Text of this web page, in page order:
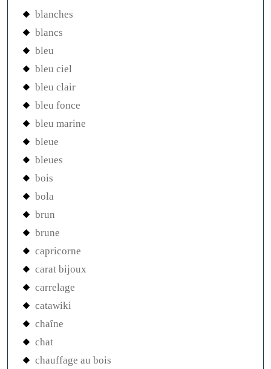
blanches
blancs
bleu
bleu ciel
bleu clair
bleu fonce
bleu marine
bleue
bleues
bois
bola
brun
brune
capricorne
carat bijoux
carrelage
catawiki
chaîne
chat
chauffage au bois